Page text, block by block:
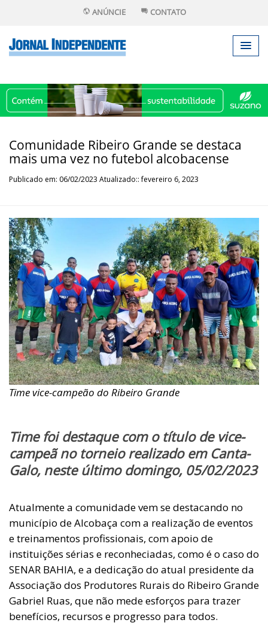
ANÚNCIE CONTATO
Comunidade Ribeiro Grande se destaca
mais uma vez no futebol alcobacense
Publicado em: 06/02/2023 Atualizado:: fevereiro 6, 2023
Time vice-campeão do Ribeiro Grande
Time foi destaque com o título de vice-
campeã no torneio realizado em Canta-
Galo, neste último domingo, 05/02/2023
Atualmente a comunidade vem se destacando no
município de Alcobaça com a realização de eventos
e treinamentos profissionais, com apoio de
instituições sérias e reconheciadas, como é o caso do
SENAR BAHIA, e a dedicação do atual presidente da
Associação dos Produtores Rurais do Ribeiro Grande
Gabriel Ruas, que não mede esforços para trazer
benefícios, recursos e progresso para todos.